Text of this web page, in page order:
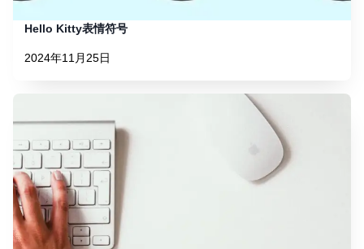
Hello Kitty表情符号
2024年11月25日